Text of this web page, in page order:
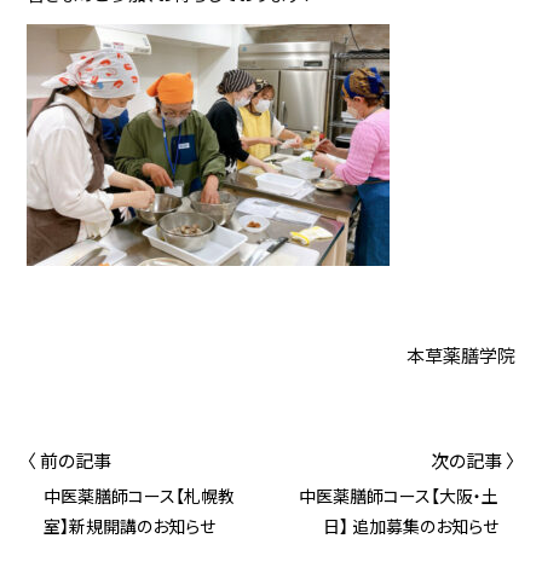
本草薬膳学院
〈 前の記事
中医薬膳師コース【札幌教
室】新規開講のお知らせ
次の記事 〉
中医薬膳師コース【大阪・土
日】 追加募集のお知らせ